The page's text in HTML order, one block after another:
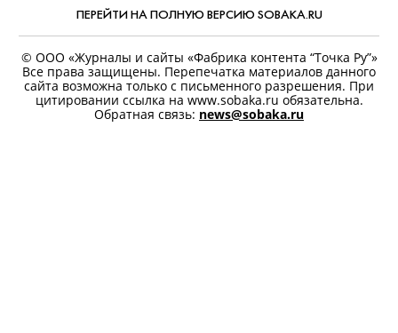
ПЕРЕЙТИ НА ПОЛНУЮ ВЕРСИЮ SOBAKA.RU
© ООО «Журналы и сайты «Фабрика контента “Точка Ру”»
Все права защищены. Перепечатка материалов данного
сайта возможна только с письменного разрешения. При
цитировании ссылка на www.sobaka.ru обязательна.